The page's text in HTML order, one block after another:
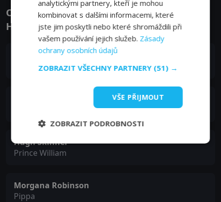
Obsazení filmu nebo pořadu Windsorovi -
Herci a tvůrci
Harry Enfield
Prince Charles
Camilla, Duchess of Cornwall
Hugh Skinner
Prince William
Morgana Robinson
Pippa
analytickými partnery, kteří je mohou
kombinovat s dalšími informacemi, které
jste jim poskytli nebo které shromáždili při
vašem používání jejich služeb. Zásady
ochrany osobních údajů
ZOBRAZIT VŠECHNY PARTNERY (51) →
VŠE PŘIJMOUT
ZOBRAZIT PODROBNOSTI